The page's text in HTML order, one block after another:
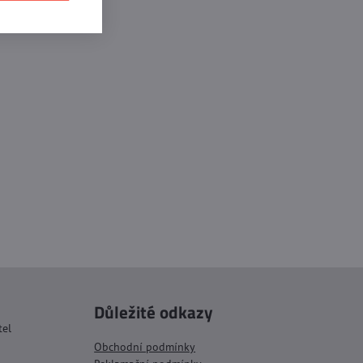
Důležité odkazy
Obchodní podmínky